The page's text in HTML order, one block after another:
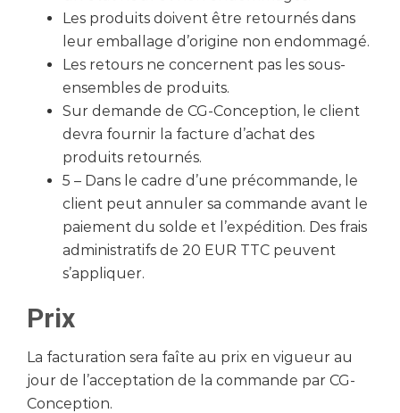
Les produits doivent être retournés dans
leur emballage d’origine non endommagé.
Les retours ne concernent pas les sous-
ensembles de produits.
Sur demande de CG-Conception, le client
devra fournir la facture d’achat des
produits retournés.
5 – Dans le cadre d’une précommande, le
client peut annuler sa commande avant le
paiement du solde et l’expédition. Des frais
administratifs de 20 EUR TTC peuvent
s’appliquer.
Prix
La facturation sera faîte au prix en vigueur au
jour de l’acceptation de la commande par CG-
Conception.